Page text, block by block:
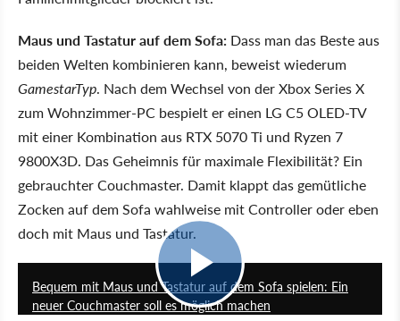
Maus und Tastatur auf dem Sofa: Dass man das Beste aus
beiden Welten kombinieren kann, beweist wiederum
GamestarTyp. Nach dem Wechsel von der Xbox Series X
zum Wohnzimmer-PC bespielt er einen LG C5 OLED-TV
mit einer Kombination aus RTX 5070 Ti und Ryzen 7
9800X3D. Das Geheimnis für maximale Flexibilität? Ein
gebrauchter Couchmaster. Damit klappt das gemütliche
Zocken auf dem Sofa wahlweise mit Controller oder eben
doch mit Maus und Tastatur.
Bequem mit Maus und Tastatur auf dem Sofa spielen: Ein
neuer Couchmaster soll es möglich machen